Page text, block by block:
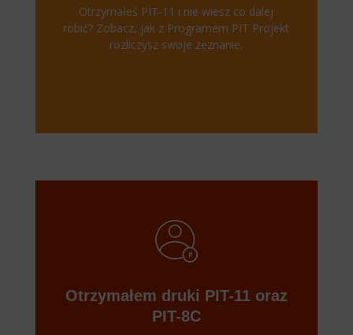
Otrzymałeś PIT-11 i nie wiesz co dalej
robić? Zobacz, jak z Programem PIT Projekt
rozliczysz swoje zeznanie.
Otrzymałem druki PIT-11 oraz
PIT-8C